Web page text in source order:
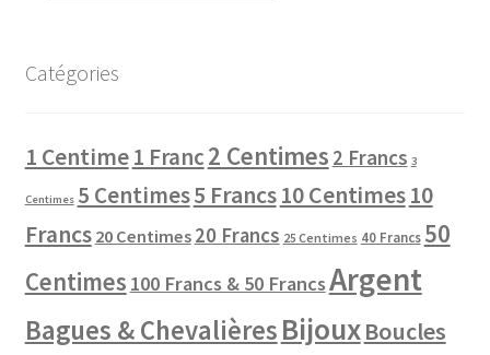
Catégories
1 Centime1 Franc2 Centimes 2 Francs 3
Centimes 5 Centimes5 Francs10 Centimes10
Francs 20 Centimes 20 Francs 25 Centimes 40 Francs 50
Centimes 100 Francs & 50 FrancsArgent
Bagues & ChevalièresBijouxBoucles